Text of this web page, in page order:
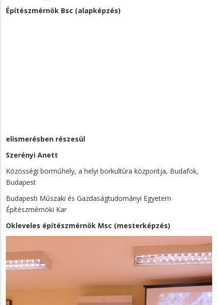
Építészmérnök Bsc (alapképzés)
elismerésben részesül
Szerényi Anett
Közösségi borműhely, a helyi borkultúra központja, Budafok,
Budapest
Budapesti Műszaki és Gazdaságtudományi Egyetem
Építészmérnöki Kar
Okleveles építészmérnök Msc (mesterképzés)